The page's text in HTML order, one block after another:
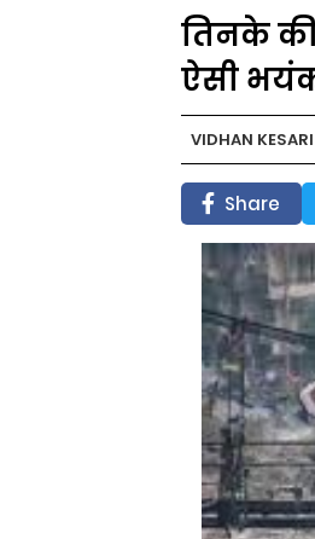
तिनके
ऐसी
VIDHAN KESARI
Share